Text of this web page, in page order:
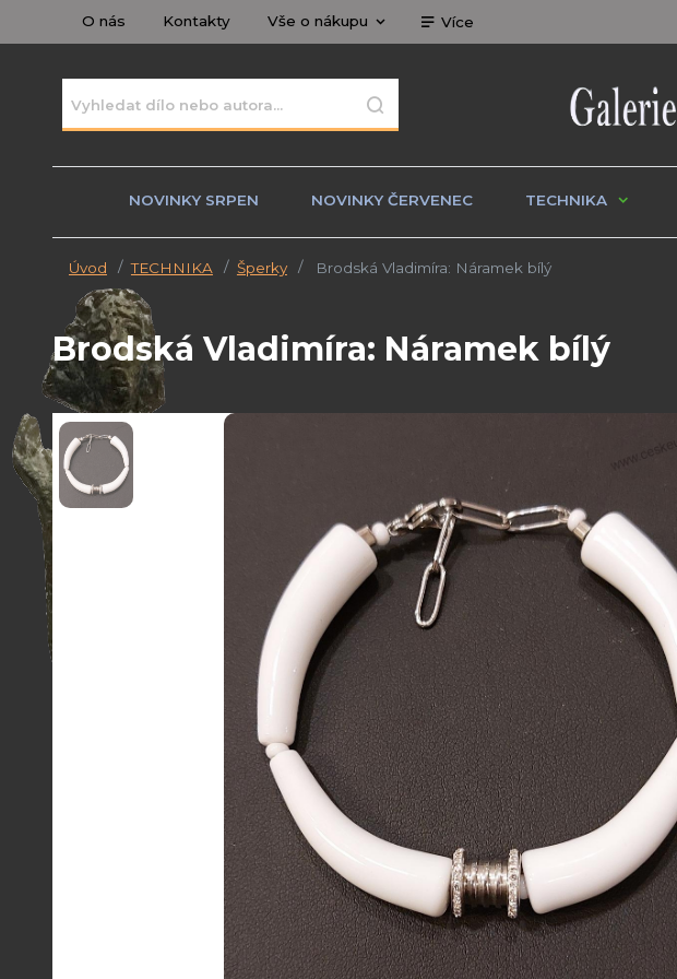
O nás Kontakty Vše o nákupu Více
NOVINKY SRPEN NOVINKY ČERVENEC TECHNIKA
Úvod TECHNIKA Šperky Brodská Vladimíra: Náramek bílý
Brodská Vladimíra: Náramek bílý